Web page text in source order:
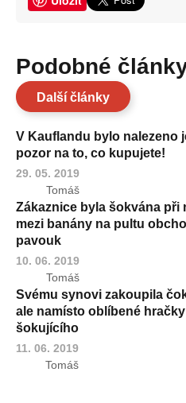
Podobné
Další články
V Kauflandu bylo nalezeno
pozor na to, co kupujete!
29. 05. 2019
Tomáš
Zákaznice byla šokvána při
mezi banány na pultu
pavouk
10. 06. 2019
Tomáš
Svému synovi zakoupila
ale namísto oblíbené
šokujícího
11. 06. 2019
Tomáš